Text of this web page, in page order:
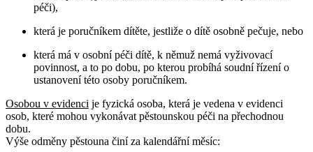
péči),
která je poručníkem dítěte, jestliže o dítě osobně pečuje, nebo
která má v osobní péči dítě, k němuž nemá vyživovací
povinnost, a to po dobu, po kterou probíhá soudní řízení o
ustanovení této osoby poručníkem.
Osobou v evidenci je fyzická osoba, která je vedena v evidenci
osob, které mohou vykonávat pěstounskou péči na přechodnou
dobu.
Výše odměny pěstouna činí za kalendářní měsíc: